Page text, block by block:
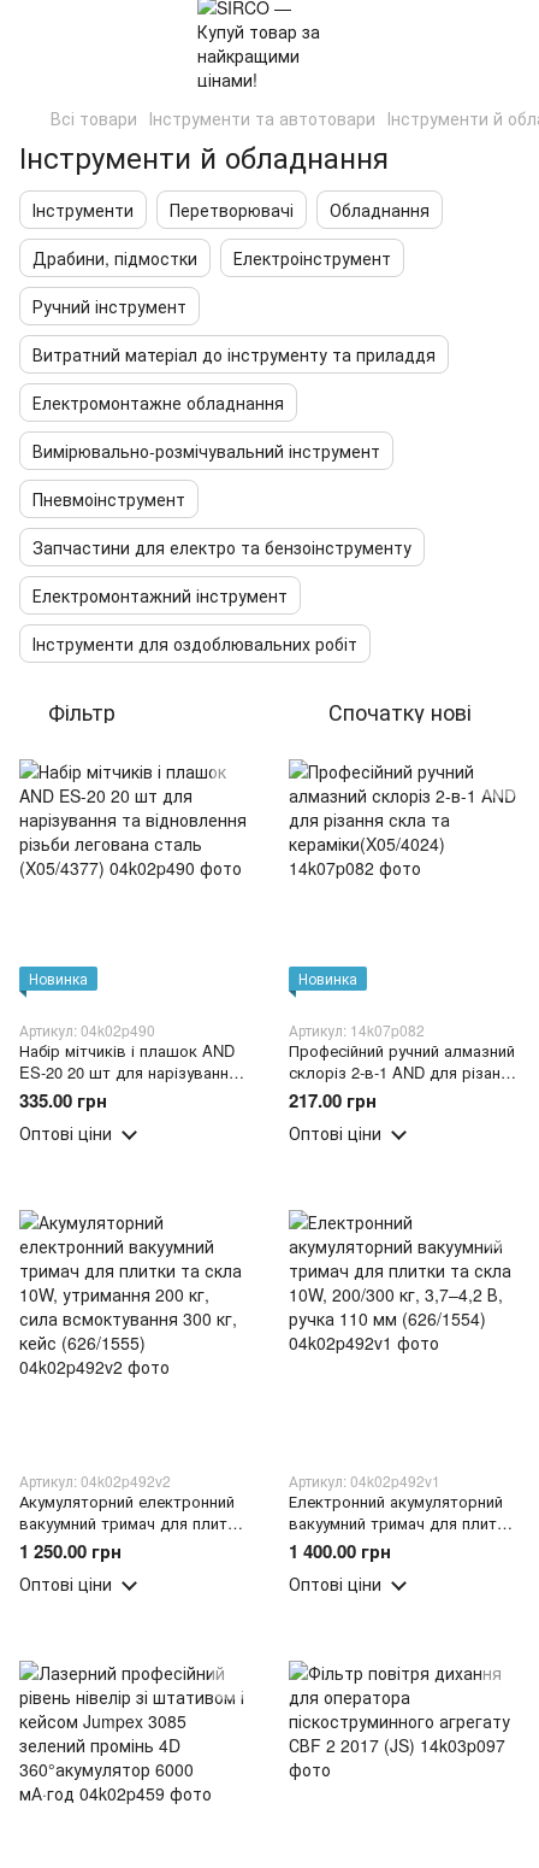
Всі товари Інструменти та автотовари Інструменти й
Інструменти й обладнання
Інструменти Перетворювачі
Обладнання
Драбини, підмостки
Електроінструмент
Ручний інструмент
Витратний матеріал до інструменту та приладдя
Електромонтажне обладнання
Вимірювально-розмічувальний інструмент
Пневмоінструмент
Запчастини для електро та бензоінструменту
Електромонтажний інструмент
Інструменти для оздоблювальних робіт
Фільтр Спочатку нові
Новинка
Артикул: 04k02p490
Набір мітчиків і плашок AND
ES-20 20 шт для нарізування
та відновлення різьби
легована сталь (X05/4377)
335.00 грн
Оптові ціни
Новинка
Артикул: 14k07p082
Професійний ручний алмазний
склоріз 2-в-1 AND для різання
скла та кераміки(X05/4024)
217.00 грн
Оптові ціни
Артикул: 04k02p492v2
Акумуляторний електронний
вакуумний тримач для плитки
та скла 10W, утримання 200
кг, сила всмоктування 300 кг,
кейс (626/1555)
1 250.00 грн
Оптові ціни
Артикул: 04k02p492v1
Електронний акумуляторний
вакуумний тримач для плитки
та скла 10W, 200/300 кг, 3,7–
4,2 В, ручка 110 мм (626/1554)
1 400.00 грн
Оптові ціни